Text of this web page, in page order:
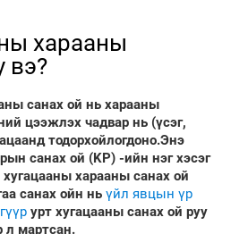
харааны
вэ?
санах ой ньхарааны
цээжлэх чадвар нь (үсэг,
тодорхойлогдоно.Энэ
санах ой (KP) -ийн нэг хэсэг
харааны санах ой
санах ойн ньүйл явцын үр
урт хугацааны санах ой руу
л мартсан.